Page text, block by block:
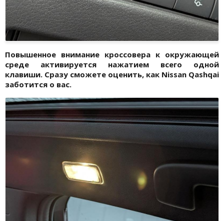
Повышенное внимание кроссовера к окружающей
среде активируется нажатием всего одной
клавиши. Сразу сможете оценить, как Nissan Qashqai
заботится о вас.